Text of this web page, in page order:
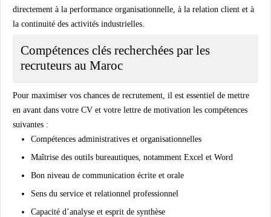
directement à la performance organisationnelle, à la relation client et à
la continuité des activités industrielles.
Compétences clés recherchées par les
recruteurs au Maroc
Pour maximiser vos chances de recrutement, il est essentiel de mettre
en avant dans votre CV et votre lettre de motivation les compétences
suivantes :
Compétences administratives et organisationnelles
Maîtrise des outils bureautiques, notamment Excel et Word
Bon niveau de communication écrite et orale
Sens du service et relationnel professionnel
Capacité d’analyse et esprit de synthèse